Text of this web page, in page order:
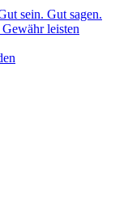
sein. Gut sagen.
leisten